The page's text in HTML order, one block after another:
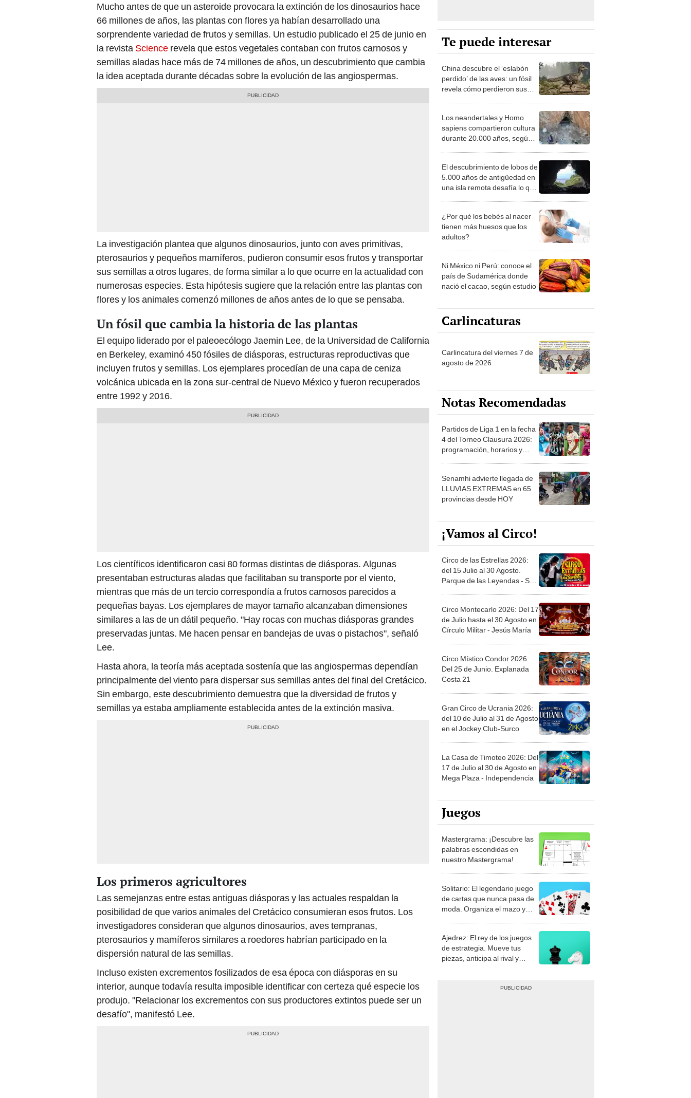
Mucho antes de que un asteroide provocara la extinción de los dinosaurios hace
66 millones de años, las plantas con flores ya habían desarrollado una
sorprendente variedad de frutos y semillas. Un estudio publicado el 25 de junio en
la revista Science revela que estos vegetales contaban con frutos carnosos y
semillas aladas hace más de 74 millones de años, un descubrimiento que cambia
la idea aceptada durante décadas sobre la evolución de las angiospermas.
La investigación plantea que algunos dinosaurios, junto con aves primitivas,
pterosaurios y pequeños mamíferos, pudieron consumir esos frutos y transportar
sus semillas a otros lugares, de forma similar a lo que ocurre en la actualidad con
numerosas especies. Esta hipótesis sugiere que la relación entre las plantas con
flores y los animales comenzó millones de años antes de lo que se pensaba.
Un fósil que cambia la historia de las plantas
El equipo liderado por el paleoecólogo Jaemin Lee, de la Universidad de California
en Berkeley, examinó 450 fósiles de diásporas, estructuras reproductivas que
incluyen frutos y semillas. Los ejemplares procedían de una capa de ceniza
volcánica ubicada en la zona sur-central de Nuevo México y fueron recuperados
entre 1992 y 2016.
Los científicos identificaron casi 80 formas distintas de diásporas. Algunas
presentaban estructuras aladas que facilitaban su transporte por el viento,
mientras que más de un tercio correspondía a frutos carnosos parecidos a
pequeñas bayas. Los ejemplares de mayor tamaño alcanzaban dimensiones
similares a las de un dátil pequeño. "Hay rocas con muchas diásporas grandes
preservadas juntas. Me hacen pensar en bandejas de uvas o pistachos", señaló
Lee.
Hasta ahora, la teoría más aceptada sostenía que las angiospermas dependían
principalmente del viento para dispersar sus semillas antes del final del Cretácico.
Sin embargo, este descubrimiento demuestra que la diversidad de frutos y
semillas ya estaba ampliamente establecida antes de la extinción masiva.
Los primeros agricultores
Las semejanzas entre estas antiguas diásporas y las actuales respaldan la
posibilidad de que varios animales del Cretácico consumieran esos frutos. Los
investigadores consideran que algunos dinosaurios, aves tempranas,
pterosaurios y mamíferos similares a roedores habrían participado en la
dispersión natural de las semillas.
Incluso existen excrementos fosilizados de esa época con diásporas en su
interior, aunque todavía resulta imposible identificar con certeza qué especie los
produjo. "Relacionar los excrementos con sus productores extintos puede ser un
desafío", manifestó Lee.
Te puede interesar
China descubre el ‘eslabón
perdido’ de las aves: un fósil
revela cómo perdieron sus
Los neandertales y Homo
sapiens compartieron cultura
durante 20.000 años, según
El descubrimiento de lobos de
5.000 años de antigüedad en
una isla remota desafía lo que
¿Por qué los bebés al nacer
tienen más huesos que los
adultos?
Ni México ni Perú: conoce el
país de Sudamérica donde
nació el cacao, según estudio
Carlincaturas
Carlincatura del viernes 7 de
agosto de 2026
Notas Recomendadas
Partidos de Liga 1 en la fecha
4 del Torneo Clausura 2026:
programación, horarios y
Senamhi advierte llegada de
LLUVIAS EXTREMAS en 65
provincias desde HOY
¡Vamos al Circo!
Circo de las Estrellas 2026:
del 15 Julio al 30 Agosto.
Parque de las Leyendas - San
Circo Montecarlo 2026: Del 17
de Julio hasta el 30 Agosto en
Círculo Militar - Jesús María
Circo Místico Condor 2026:
Del 25 de Junio. Explanada
Costa 21
Gran Circo de Ucrania 2026:
del 10 de Julio al 31 de Agosto
en el Jockey Club-Surco
La Casa de Timoteo 2026: Del
17 de Julio al 30 de Agosto en
Mega Plaza - Independencia
Juegos
Mastergrama: ¡Descubre las
palabras escondidas en
nuestro Mastergrama!
Solitario: El legendario juego
de cartas que nunca pasa de
moda. Organiza el mazo y
Ajedrez: El rey de los juegos
de estrategia. Mueve tus
piezas, anticipa al rival y